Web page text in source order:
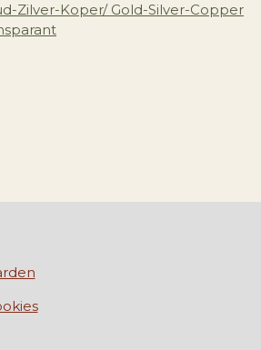
Zilver-Koper/ Gold-Silver-Copper